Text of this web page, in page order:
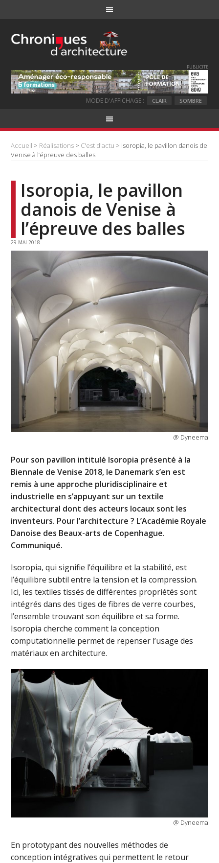
PUBLICITE
MODE D'AFFICHAGE : CLAIR SOMBRE
Accueil > Réalisations > C'est d'actu > Isoropia, le pavillon danois de
Venise à l’épreuve des balles
Isoropia, le pavillon
danois de Venise à
l’épreuve des balles
29 MAI 2018
@ Dyneema
Pour son pavillon intitulé Isoropia présenté à la
Biennale de Venise 2018, le Danemark s’en est
remis à une approche pluridisciplinaire et
industrielle en s’appuyant sur un textile
architectural dont des acteurs locaux sont les
inventeurs. Pour l’architecture ? L’Académie Royale
Danoise des Beaux-arts de Copenhague.
Communiqué.
Isoropia, qui signifie l’équilibre et la stabilité, est
l’équilibre subtil entre la tension et la compression.
Ici, les textiles tissés de différentes propriétés sont
intégrés dans des tiges de fibres de verre courbes,
l’ensemble trouvant son équilibre et sa forme.
Isoropia cherche comment la conception
computationnelle permet de repenser l’usage des
matériaux en architecture.
@ Dyneema
En prototypant des nouvelles méthodes de
conception intégratives qui permettent le retour